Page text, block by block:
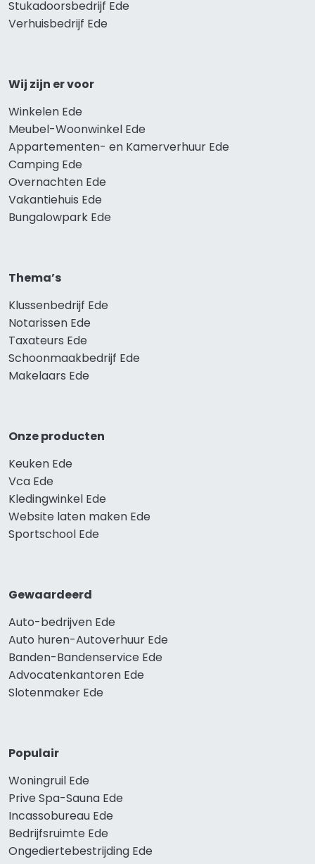
Stukadoorsbedrijf Ede
Verhuisbedrijf Ede
Wij zijn er voor
Winkelen Ede
Meubel-Woonwinkel Ede
Appartementen- en Kamerverhuur Ede
Camping Ede
Overnachten Ede
Vakantiehuis Ede
Bungalowpark Ede
Thema’s
Klussenbedrijf Ede
Notarissen Ede
Taxateurs Ede
Schoonmaakbedrijf Ede
Makelaars Ede
Onze producten
Keuken Ede
Vca Ede
Kledingwinkel Ede
Website laten maken Ede
Sportschool Ede
Gewaardeerd
Auto-bedrijven Ede
Auto huren-Autoverhuur Ede
Banden-Bandenservice Ede
Advocatenkantoren Ede
Slotenmaker Ede
Populair
Woningruil Ede
Prive Spa-Sauna Ede
Incassobureau Ede
Bedrijfsruimte Ede
Ongediertebestrijding Ede